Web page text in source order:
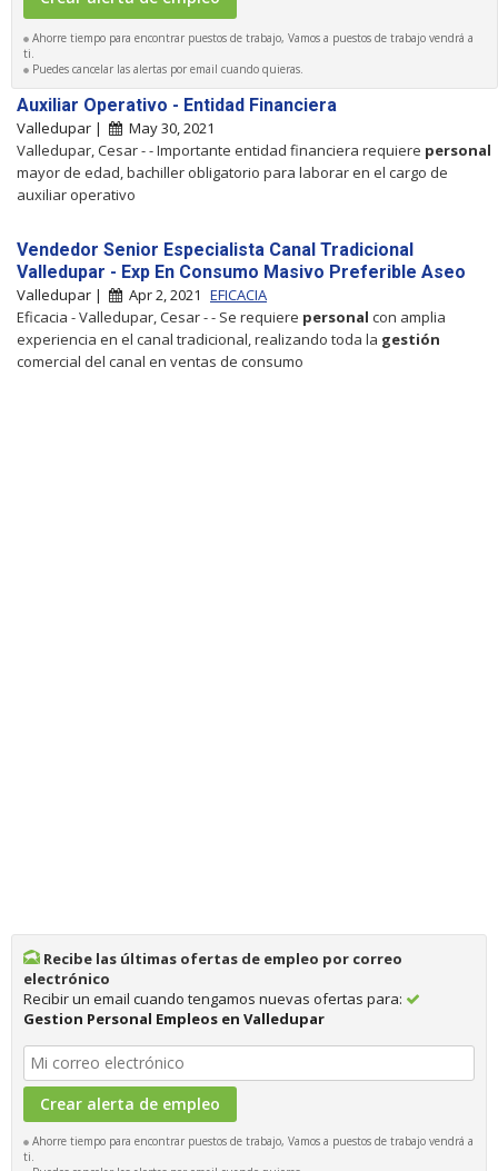
Ahorre tiempo para encontrar puestos de trabajo, Vamos a puestos de trabajo vendrá a
ti.
Puedes cancelar las alertas por email cuando quieras.
Auxiliar Operativo - Entidad Financiera
Valledupar |
May 30, 2021
Valledupar, Cesar - - Importante entidad financiera requiere personal
mayor de edad, bachiller obligatorio para laborar en el cargo de
auxiliar operativo
Vendedor Senior Especialista Canal Tradicional
Valledupar - Exp En Consumo Masivo Preferible Aseo
Valledupar | Apr 2, 2021 EFICACIA
Eficacia - Valledupar, Cesar - - Se requiere personal con amplia
experiencia en el canal tradicional, realizando toda la gestión
comercial del canal en ventas de consumo
Recibe las últimas ofertas de empleo por correo
electrónico
Recibir un email cuando tengamos nuevas ofertas para:
Gestion Personal Empleos en Valledupar
Ahorre tiempo para encontrar puestos de trabajo, Vamos a puestos de trabajo vendrá a
ti.